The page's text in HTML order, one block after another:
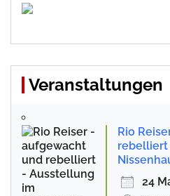
Veranstaltungen
Rio
rebelliert
24